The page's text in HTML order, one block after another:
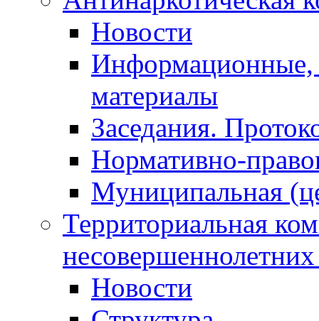
Новости
Информационные,
материалы
Заседания.
Нормативно-
Муниципальная
Территориальная
Новости